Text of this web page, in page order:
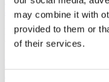
may combine it with
provided to them or
of their services.
astoi-.html
Nuovo corso per ASTOI.
web